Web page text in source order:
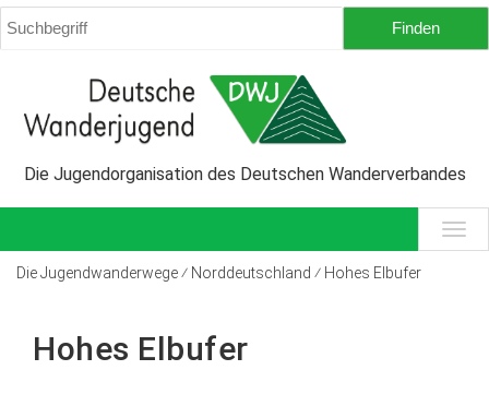
Die Jugendorganisation des Deutschen Wanderverbandes
Die Jugendwanderwege ⁄ Norddeutschland ⁄ Hohes Elbufer
Hohes Elbufer